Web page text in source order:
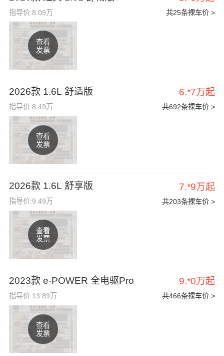
共25条裸车价 >
指导价:8.09万
查看
发票
2026款 1.6L 舒适版 6.*7万起
共692条裸车价 >
指导价:8.49万
查看
发票
2026款 1.6L 舒享版 7.*9万起
共203条裸车价 >
指导价:9.49万
查看
发票
2023款 e-POWER 全电驱Pro 9.*0万起
共466条裸车价 >
指导价:13.89万
查看
发票